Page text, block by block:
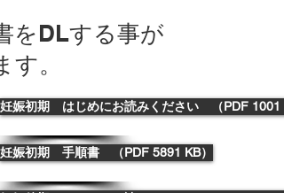
をDLする事が
す。
妊娠初期 はじめにお読みください （PDF 1001
妊娠初期 手順書 （PDF 5891 KB）